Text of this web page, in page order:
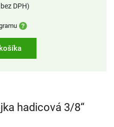
DPH)
hadicová 3/8“